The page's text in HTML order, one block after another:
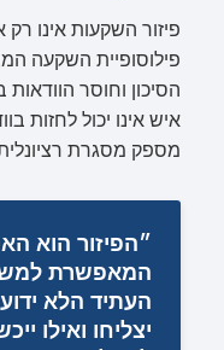
פיזור השקעות אינו רק
פילוסופיית השקעה
הסיכון וחוסר
איש אינו יכול לחזות
מספק מסגרת
״הפיזור הוא
המאפשרת
העתיד הלא
יצליחו ואילו